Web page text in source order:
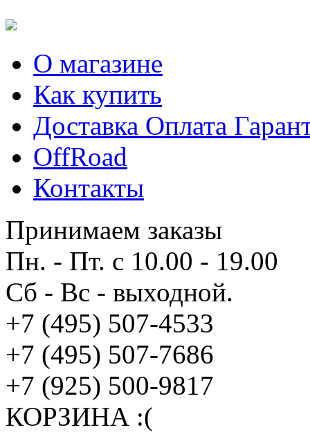
О магазине
Как купить
Доставка Оплата
OffRoad
Контакты
Принимаем заказы
Пн. - Пт. с 10.00 - 19.00
Сб - Вс - выходной.
+7 (495) 507-4533
+7 (495) 507-7686
+7 (925) 500-9817
КОРЗИНА :(